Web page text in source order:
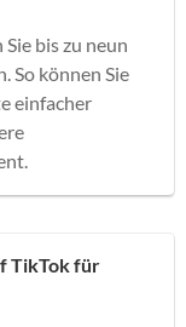
bis zu neun
So können Sie
einfacher
TikTok für